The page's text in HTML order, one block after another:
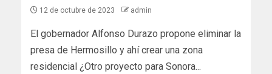
12 de octubre de 2023 admin
El gobernador Alfonso Durazo propone eliminar la
presa de Hermosillo y ahí crear una zona
residencial ¿Otro proyecto para Sonora...